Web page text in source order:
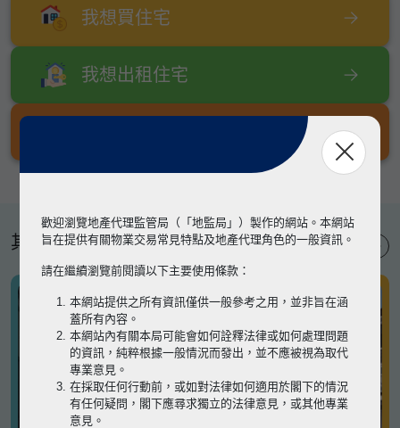
我想買住宅
我想出租住宅
其他專題
歡迎瀏覽地產代理監管局（「地監局」）製作的網站。本網站
旨在提供有關物業交易常見特點及地產代理角色的一般資訊。
請在繼續瀏覽前閱讀以下主要使用條款：
本網站提供之所有資訊僅供一般參考之用，並非旨在涵
蓋所有內容。
本網站內有關本局可能會如何詮釋法律或如何處理問題
的資訊，純粹根據一般情況而發出，並不應被視為取代
專業意見。
在採取任何行動前，或如對法律如何適用於閣下的情況
有任何疑問，閣下應尋求獨立的法律意見，或其他專業
意見。